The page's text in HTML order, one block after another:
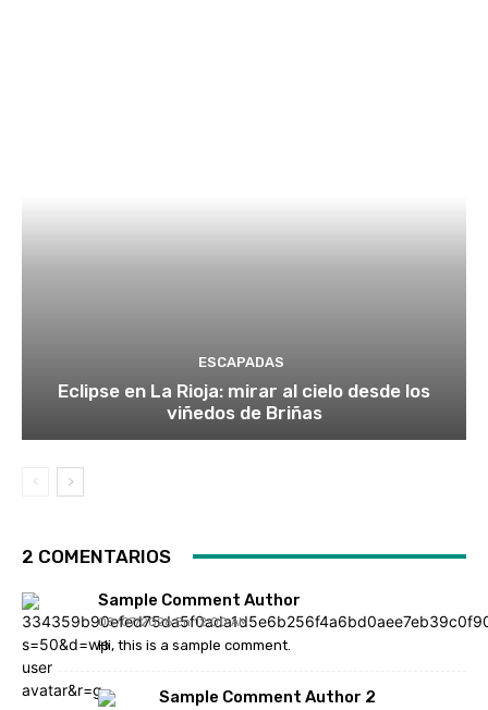
ESCAPADAS
Eclipse en La Rioja: mirar al cielo desde los
viñedos de Briñas
2 COMENTARIOS
Sample Comment Author
08/07/2026 En 12:00 AM
Hi, this is a sample comment.
Sample Comment Author 2